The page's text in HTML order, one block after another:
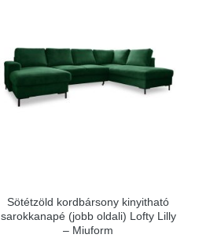
Sötétzöld kordbársony kinyitható
sarokkanapé (jobb oldali) Lofty Lilly
– Miuform